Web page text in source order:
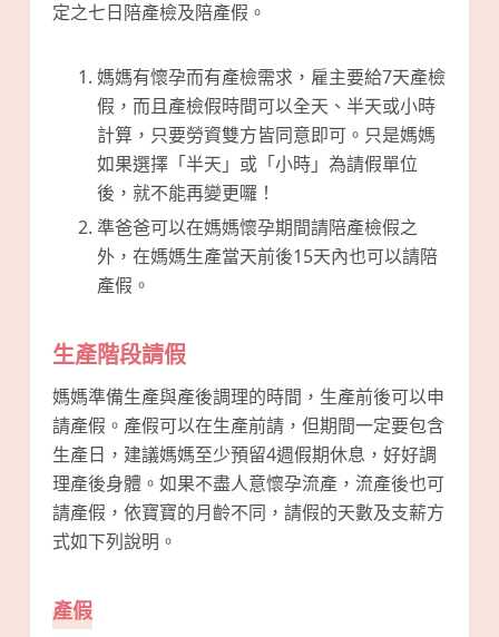
定之七日陪產檢及陪產假。
媽媽有懷孕而有產檢需求，雇主要給7天產檢
假，而且產檢假時間可以全天、半天或小時
計算，只要勞資雙方皆同意即可。只是媽媽
如果選擇「半天」或「小時」為請假單位
後，就不能再變更囉！
準爸爸可以在媽媽懷孕期間請陪產檢假之
外，在媽媽生產當天前後15天內也可以請陪
產假。
生產階段請假
媽媽準備生產與產後調理的時間，生產前後可以申
請產假。產假可以在生產前請，但期間一定要包含
生產日，建議媽媽至少預留4週假期休息，好好調
理產後身體。如果不盡人意懷孕流產，流產後也可
請產假，依寶寶的月齡不同，請假的天數及支薪方
式如下列說明。
產假